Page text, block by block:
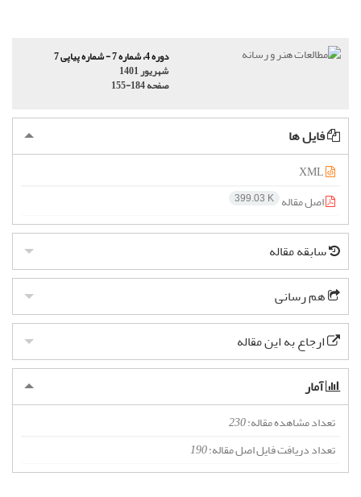
دوره 4، شماره 7 - شماره پیاپی 7
شهریور 1401
صفحه155-184
فایل ها
اصل مقاله
399.03 K
سابقه مقاله
هم رسانی
ارجاع به این مقاله
آمار
تعداد مشاهده مقاله:230
تعداد دریافت فایل اصل مقاله:190